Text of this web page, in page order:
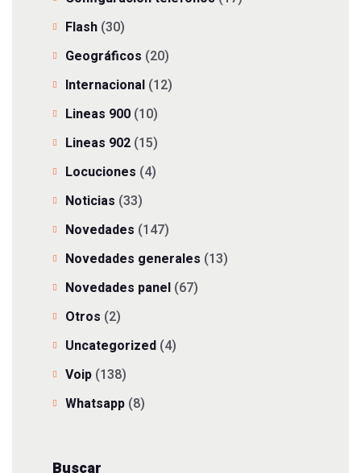
Flash (30)
Geográficos (20)
Internacional (12)
Lineas 900 (10)
Lineas 902 (15)
Locuciones (4)
Noticias (33)
Novedades (147)
Novedades generales (13)
Novedades panel (67)
Otros (2)
Uncategorized (4)
Voip (138)
Whatsapp (8)